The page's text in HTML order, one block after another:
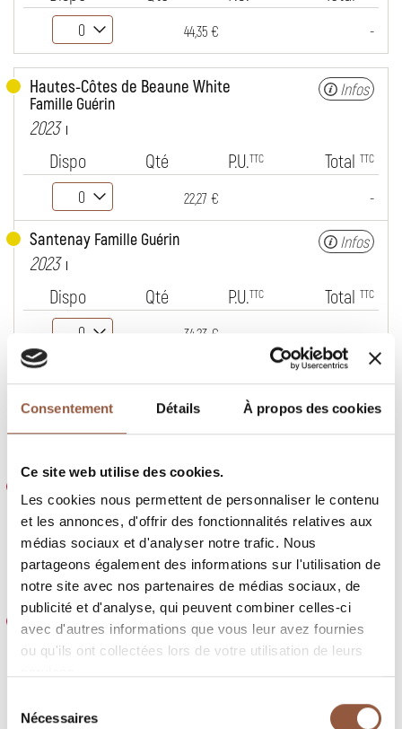
Consentement Détails À propos des cookies
Ce site web utilise des cookies.
Les cookies nous permettent de personnaliser le contenu
et les annonces, d'offrir des fonctionnalités relatives aux
médias sociaux et d'analyser notre trafic. Nous
partageons également des informations sur l'utilisation de
notre site avec nos partenaires de médias sociaux, de
publicité et d'analyse, qui peuvent combiner celles-ci
avec d'autres informations que vous leur avez fournies
ou qu'ils ont collectées lors de votre utilisation de leurs
Nécessaires
44,35 € -
Hautes-Côtes de Beaune White
Famille Guérin
2023
Infos
Dispo Qté P.U.TTC Total TTC
22,27 € -
Santenay Famille Guérin
2023
Infos
Dispo Qté P.U.TTC Total TTC
34,23 €
JEAN-BAPTISTE DUPERRAY
2024
Dispo Qté P.U.TTC
10,39 €
Red Burgundy Jean-Baptiste Duperray
2024
Infos
Dispo Qté P.U.TTC TotalTTC
-